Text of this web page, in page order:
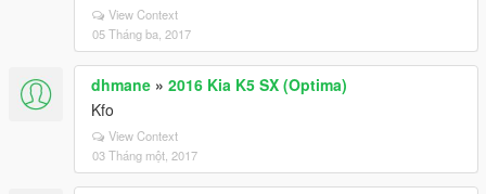
View Context
05 Tháng ba, 2017
dhmane » 2016 Kia K5 SX (Optima)
Kfo
View Context
03 Tháng một, 2017